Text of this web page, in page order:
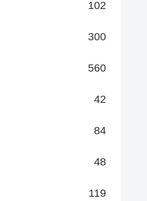
102
300
560
42
84
48
119